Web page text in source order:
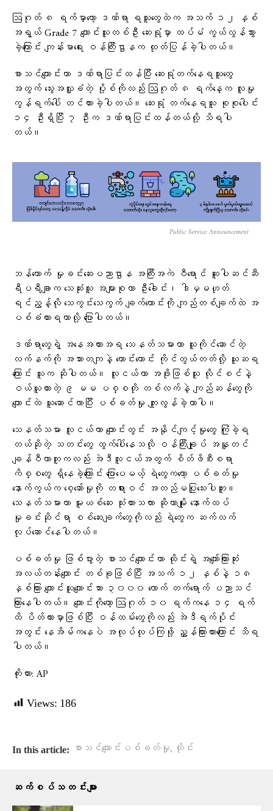
ဩဂုတ် ၈ ရက်မှာတော့ ဒဏ်ရာ ရသူတွေထဲက အသက် ၁၂ နှစ်
အရွယ် Grade 7 ကျောင်းသူတစ်ဦး ဆေးရုံမှာ ထပ်မံ ကွယ်လွန်သွား
ခဲ့ကြောင်း ကျန်းမာရေး ဝန်ကြီးဌာနက ထုတ်ပြန်ခဲ့ပါတယ်။
စာသင်ကျောင်းဟာ ဒဏ်ရာပြင်းထန်ပြီး ဆေးရုံတက်နေရသူတွေ
အတွက် သွေးအလှူခံတဲ့ ပို့စ်ကိုလည်း ဩဂုတ် ၈ ရက်နေ့က လူမှု
ကွန်ရက်ပေါ် တင်ထားခဲ့ပါတယ်။ ဆေးရုံ တက်နေရသူ စုစုပေါင်း
၁၄ ဦးရှိပြီး ၇ ဦးက ဒဏ်ရာပြင်းထန်တယ်လို့ သိရပါ
တယ်။
Public Service Announcement
ဘန်ကောက် မှုခင်းဆေးပညာဌာန အကြီးအကဲ ဝီရောင် ဆူပါဆင်ဆီ
ရီပရီချာက သေဆုံးသူ အများစုဟာ ဦးခေါင်း၊ ဒါမှမဟုတ်
ရင်ညွန့်လို သေကွင်းသေကွက် ချက်ကောင်းကို ကျည်တစ်ချက်ထဲ အ
ပစ်ခံထားရတာလို့ ပြောပါတယ်။
ဒဏ်ရာတွေရဲ့ အနေအထားအရ သေနတ်သမားဟာ သူကိုင်ဆောင်တဲ့
လက်နက်ကို အသားတကျနဲ့ ကောင်းကောင်း ကိုင်တွယ်တတ်လို့ ယူဆရ
ကြောင်း သူက ဆိုပါတယ်။ လူငယ်ဟာ အဖိုးဖြစ်သူ လိုင်စင်နဲ့
ဝယ်ယူထားတဲ့ ၉ မမ ပစ္စတို တစ်လက်နဲ့ ကျည်ဆန်တွေကို
ကျောင်းထဲ ယူဆောင်လာပြီး ပစ်ခတ်မှု ကျူးလွန်ခဲ့တာပါ။
သေနတ်သမား လူငယ်ဟာ ကျောင်းတွင်း အနိုင်ကျင့်မှုတွေ ကြုံခဲ့ရ
တယ်ဆိုတဲ့ သတင်းတွေ ထွက်ပေါ်နေသလို ဝန်ကြီးချုပ် အနူတင်
ချန်ဝီယာကူကလည်း အဲဒီလူငယ်အတွက် စိတ်ဖိစီးစရာ
ကိစ္စတွေ ရှိနေခဲ့ကြောင်း ပြောပေမယ့် ရဲတွေကတော့ ပစ်ခတ်မှု
နောက်ကွယ်က စေ့ဆော်မှုကို တရားဝင် အတည်မပြုသေးပါဘူး။
သေနတ်သမားဟာ မူးယစ်ဆေး သုံးထားသလား ဆိုတာမျိုး နောက်ထပ်
မှုခင်းဆိုင်ရာ စစ်ဆေးချက်တွေကိုလည်း ရဲတွေက ဆက်လက်
လုပ်ဆောင်နေပါတယ်။
ပစ်ခတ်မှု ဖြစ်ပွားတဲ့ စာသင်ကျောင်းဟာ ထိုင်းရဲ့ အကျော်ကြားဆုံး
အလယ်တန်းကျောင်း တစ်ခုဖြစ်ပြီး အသက် ၁၂ နှစ်နဲ့ ၁၈
နှစ်ကြား ကျောင်းသူကျောင်းသား ၃၀၀၀ လောက် တက်ရောက် ပညာသင်
ကြားနေပါတယ်။ ကျောင်းကိုတော့ ဩဂုတ် ၁၀ ရက်ကနေ ၁၄ ရက်
ထိ ပိတ်ထားမှာဖြစ်ပြီး ဝန်ထမ်းတွေကိုလည်း အဲဒီရက်ပိုင်း
အတွင်း နေအိမ်ကနေပဲ အလုပ်လုပ်ကြဖို့ ညွှန်ကြားထားကြောင်း သိရ
ပါတယ်။
ကိုးကား: AP
Views: 186
In this article: စာသင်ကျောင်းပစ်ခတ်မှု, ထိုင်း
ဆက်စပ်သတင်းများ